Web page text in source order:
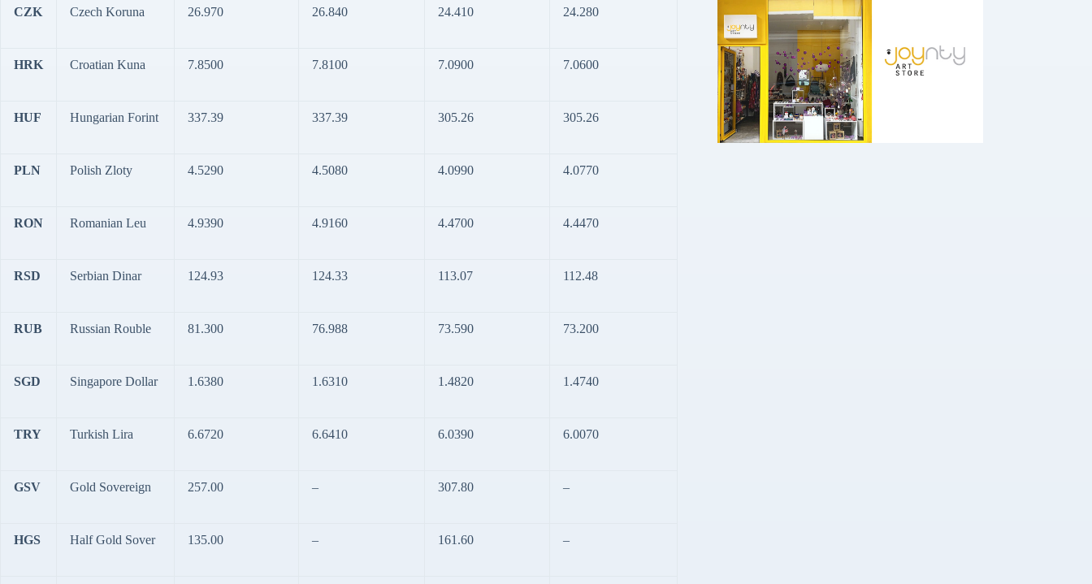
CZK Czech Koruna 26.970 26.840 24.410 24.280
HRK Croatian Kuna 7.8500 7.8100 7.0900 7.0600
HUF Hungarian Forint 337.39 337.39 305.26 305.26
PLN Polish Zloty 4.5290 4.5080 4.0990 4.0770
RON Romanian Leu 4.9390 4.9160 4.4700 4.4470
RSD Serbian Dinar 124.93 124.33 113.07 112.48
RUB Russian Rouble 81.300 76.988 73.590 73.200
SGD Singapore Dollar 1.6380 1.6310 1.4820 1.4740
TRY Turkish Lira 6.6720 6.6410 6.0390 6.0070
GSV Gold Sovereign 257.00 – 307.80 –
HGS Half Gold Sover 135.00 – 161.60 –